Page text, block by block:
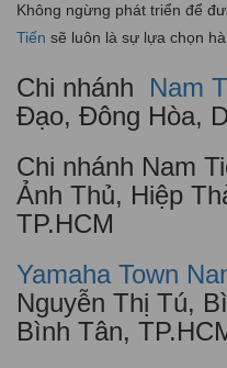
Không ngừng phát triển để
Tiến sẽ luôn là sự lựa chọn
Chi nhánh Nam
Đạo, Đông Hòa,
Chi nhánh Nam
Ảnh Thủ, Hiệp
TP.HCM
Yamaha Town
Nguyễn Thị Tú,
Bình Tân,